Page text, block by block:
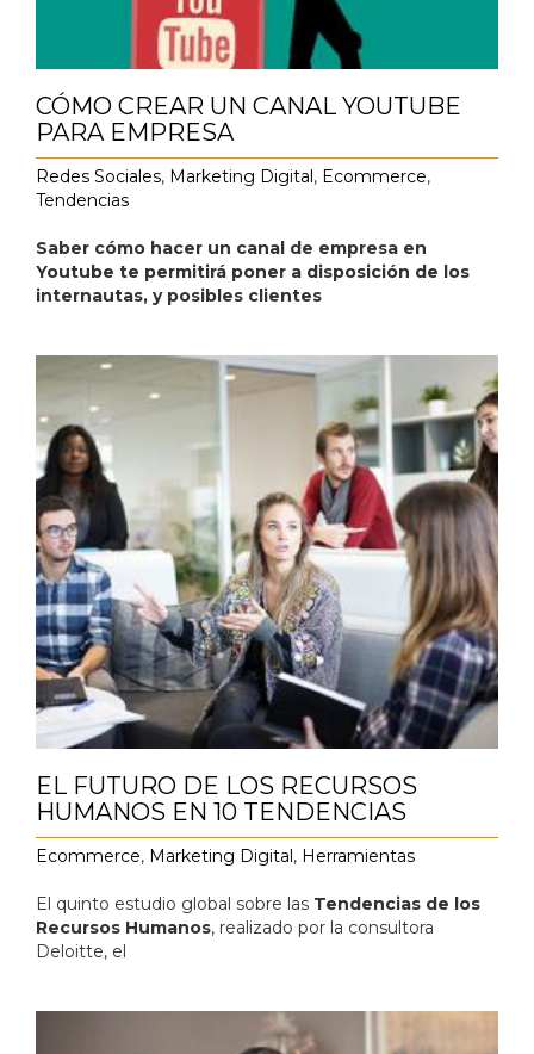
CÓMO CREAR UN CANAL YOUTUBE
PARA EMPRESA
Redes Sociales, Marketing Digital, Ecommerce,
Tendencias
Saber cómo hacer un canal de empresa en
Youtube te permitirá poner a disposición de los
internautas, y posibles clientes
EL FUTURO DE LOS RECURSOS
HUMANOS EN 10 TENDENCIAS
Ecommerce, Marketing Digital, Herramientas
El quinto estudio global sobre las Tendencias de los
Recursos Humanos, realizado por la consultora
Deloitte, el